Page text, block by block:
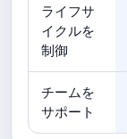
ライフサ
イクルを
制御
チームを
サポート